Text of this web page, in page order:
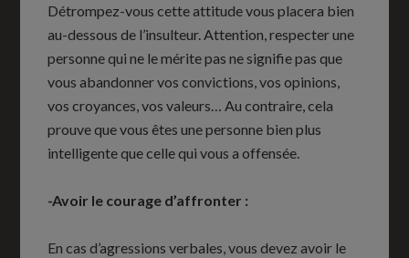
Détrompez-vous cette attitude vous placera bien
au-dessous de l’insulteur. Attention, respecter une
personne qui ne le mérite pas ne signifie pas que
vous abandonner vos convictions, vos opinions,
vos croyances, vos valeurs… Au contraire, cela
prouve que vous êtes une personne bien plus
intelligente que celle qui vous a offensée.
-Avoir le courage d’affronter :
En cas d’agressions verbales, vous devez avoir le